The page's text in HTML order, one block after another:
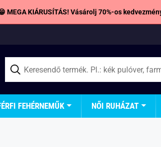
MEGA KIÁRUSÍTÁS! Vásárolj 70%-os
FEHÉRNEMŰK NŐI RUHÁZAT